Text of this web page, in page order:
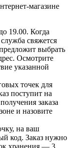
магазине
19.00. Когда
свяжется
выбрать
Осмотрите
указанной
точек для
поступит на
заказа
и назовите
на ваш
код. Заказ нужно
хранения — 3